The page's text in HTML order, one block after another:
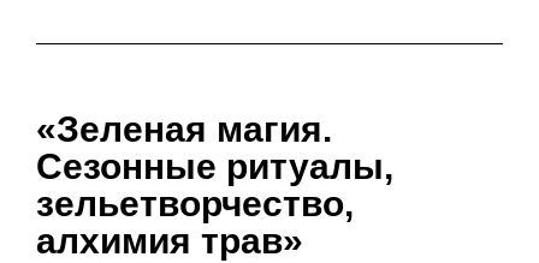
«Зеленая магия.
Сезонные ритуалы,
зельетворчество,
алхимия трав»